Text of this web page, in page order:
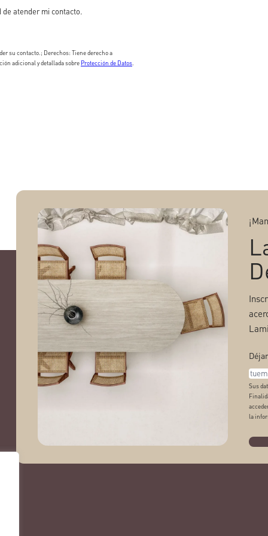
atender mi contacto.
su contacto.; Derechos: Tiene derecho a
adicional y detallada sobre Protección de Datos
Sus
la